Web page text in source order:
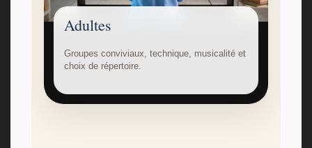
Adultes
Groupes conviviaux, technique, musicalité et
choix de répertoire.